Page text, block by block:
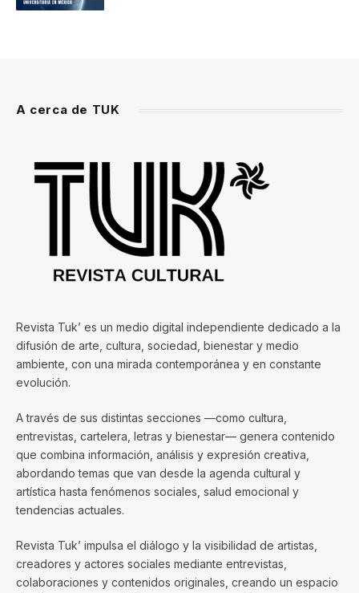
A cerca de TUK
Revista Tuk’ es un medio digital independiente dedicado a la
difusión de arte, cultura, sociedad, bienestar y medio
ambiente, con una mirada contemporánea y en constante
evolución.
A través de sus distintas secciones —como cultura,
entrevistas, cartelera, letras y bienestar— genera contenido
que combina información, análisis y expresión creativa,
abordando temas que van desde la agenda cultural y
artística hasta fenómenos sociales, salud emocional y
tendencias actuales.
Revista Tuk’ impulsa el diálogo y la visibilidad de artistas,
creadores y actores sociales mediante entrevistas,
colaboraciones y contenidos originales, creando un espacio